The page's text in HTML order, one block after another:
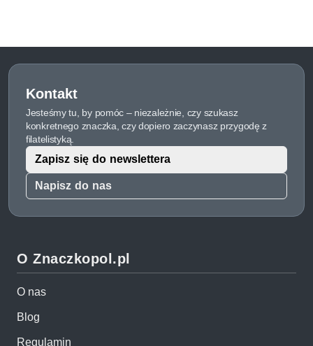
Kontakt
Jesteśmy tu, by pomóc – niezależnie, czy szukasz
konkretnego znaczka, czy dopiero zaczynasz przygodę z
filatelistyką.
Napisz do nas
Zapisz się do newslettera
O Znaczkopol.pl
O nas
Blog
Regulamin